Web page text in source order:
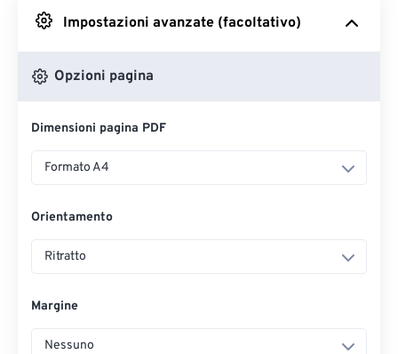
Da Google Drive
Impostazioni avanzate (facoltativo)
Opzioni pagina
Dimensioni pagina PDF
Formato A4
Orientamento
Ritratto
Margine
Nessuno